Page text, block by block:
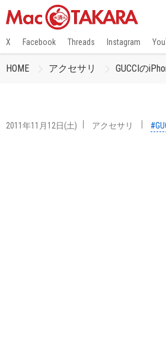
X Facebook Threads Instagram
HOME アクセサリ GUCCIの
2011年11月12日(土) アクセサリ